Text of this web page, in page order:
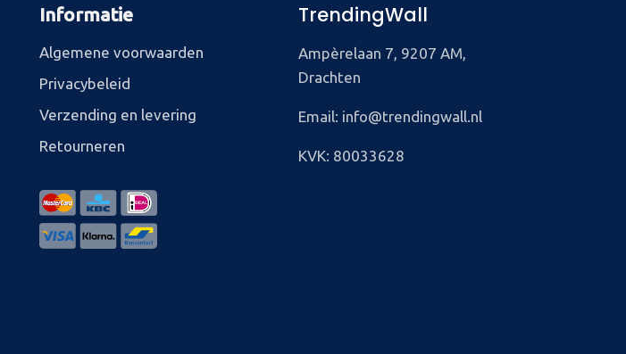
Informatie
Algemene voorwaarden
Privacybeleid
Verzending en levering
Retourneren
TrendingWall
Ampèrelaan 7, 9207 AM,
Drachten
Email: info@trendingwall.nl
KVK: 80033628